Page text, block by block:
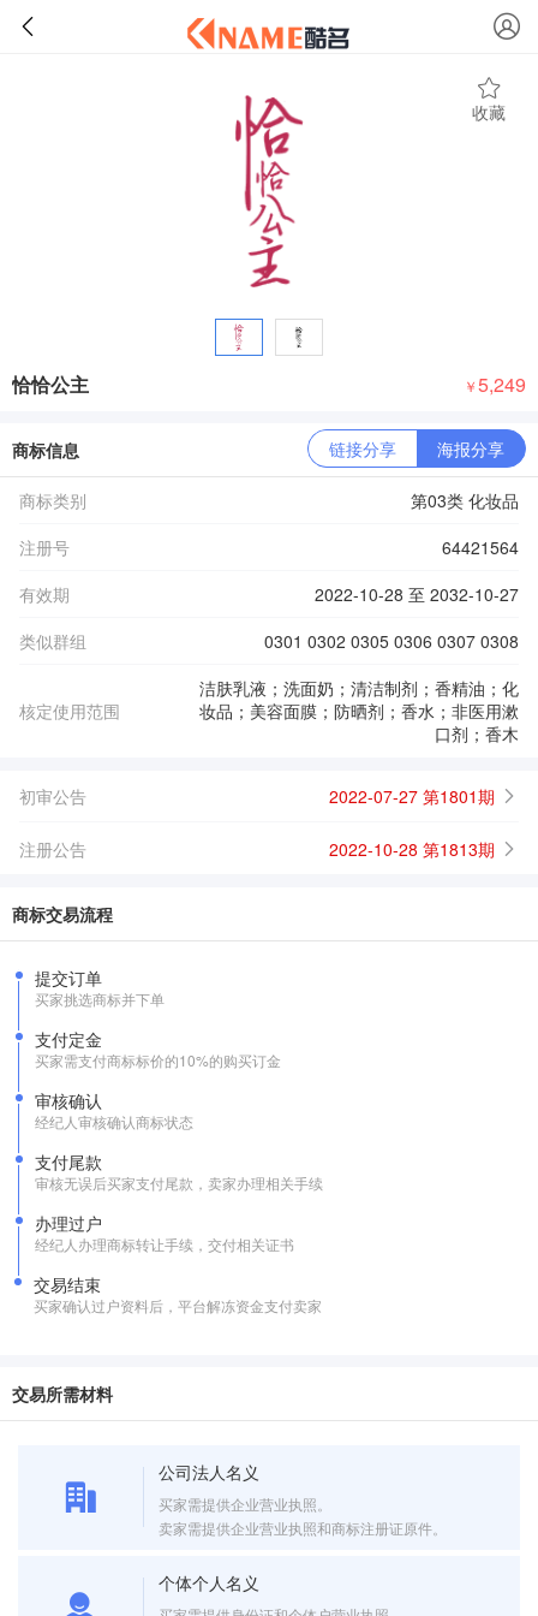
收藏
恰恰公主 ￥5,249
商标信息 链接分享 海报分享
商标类别
第03类 化妆品
注册号
64421564
有效期
2022-10-28 至 2032-10-27
类似群组
0301 0302 0305 0306 0307 0308
核定使用范围
洁肤乳液；洗面奶；清洁制剂；香精油；化
妆品；美容面膜；防晒剂；香水；非医用漱
口剂；香木
初审公告 2022-07-27 第1801期
注册公告 2022-10-28 第1813期
商标交易流程
提交订单
买家挑选商标并下单
支付定金
买家需支付商标标价的10%的购买订金
审核确认
经纪人审核确认商标状态
支付尾款
审核无误后买家支付尾款，卖家办理相关手续
办理过户
经纪人办理商标转让手续，交付相关证书
交易结束
买家确认过户资料后，平台解冻资金支付卖家
交易所需材料
公司法人名义
买家需提供企业营业执照。
卖家需提供企业营业执照和商标注册证原件。
个体个人名义